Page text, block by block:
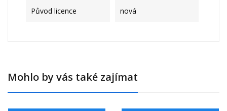
Původ licence nová
Mohlo by vás také zajímat